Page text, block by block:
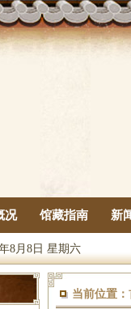
况 馆藏指南 新
8月8日 星期六
当前位置：